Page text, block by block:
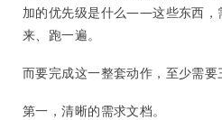
加的优先级是什么——这些东西，
来、跑一遍。
而要完成这一整套动作，至少需要
第一，清晰的需求文档。